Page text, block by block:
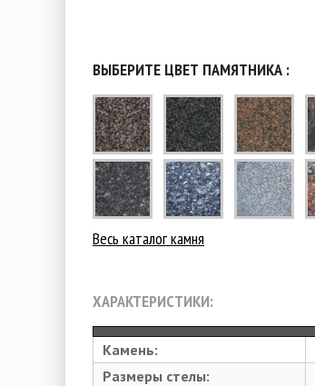
ВЫБЕРИТЕ ЦВЕТ ПАМЯТНИКА :
Весь каталог камня
ХАРАКТЕРИСТИКИ:
Камень:
Размеры стелы: